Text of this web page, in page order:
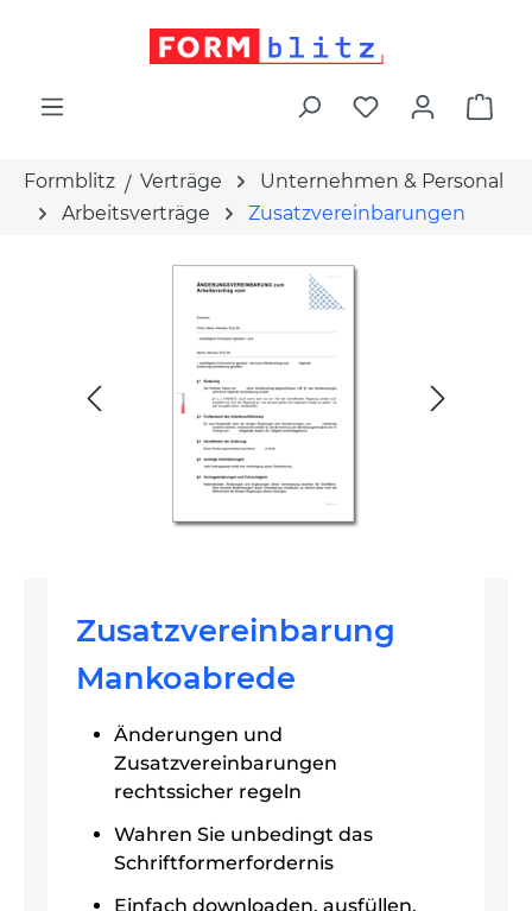
Formblitz Verträge
Unternehmen & Personal
Arbeitsverträge
Zusatzvereinbarungen
Zusatzvereinbarung
Mankoabrede
Änderungen und
Zusatzvereinbarungen
rechtssicher regeln
Wahren Sie unbedingt das
Schriftformerfordernis
Einfach downloaden, ausfüllen,